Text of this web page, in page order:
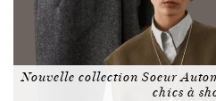
Nouvelle collection Soeur
chics à